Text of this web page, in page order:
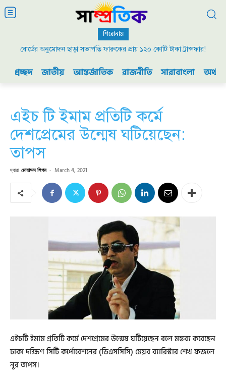
শিরোনাম
বোর্ডের অনুমোদন ছাড়া সভাপতি ফারুকের প্রায় ১২০ কোটি টাকা ট্রান্সফার!
প্রচ্ছদ জাতীয় আন্তর্জাতিক রাজনীতি সারাবাংলা
এইচ টি ইমাম প্রতিটি কর্মে
দেশপ্রেমের উন্মেষ ঘটিয়েছেন:
তাপস
দ্বারা মোহাম্মদ শিপন - March 4, 2021
এইচটি ইমাম প্রতিটি কর্মে দেশপ্রেমের উন্মেষ ঘটিয়েছেন বলে মন্তব্য করেছেন
ঢাকা দক্ষিণ সিটি কর্পোরেশনের (ডিএসসিসি) মেয়র ব্যারিস্টার শেখ ফজলে
নূর তাপস।